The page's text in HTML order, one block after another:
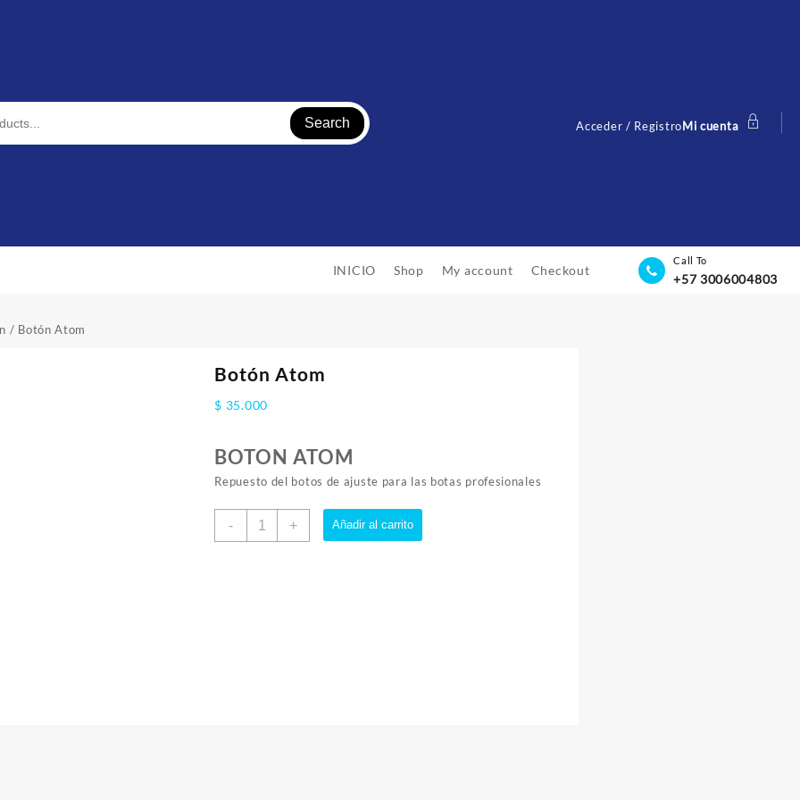
Search Acceder / RegistroMi cuenta
INICIO Shop My account Checkout
Call To
+57 3006004803
/ Botón Atom
Botón Atom
$ 35.000
BOTON ATOM
Repuesto del botos de ajuste para las botas profesionales
-
Botón
+ Añadir al carrito